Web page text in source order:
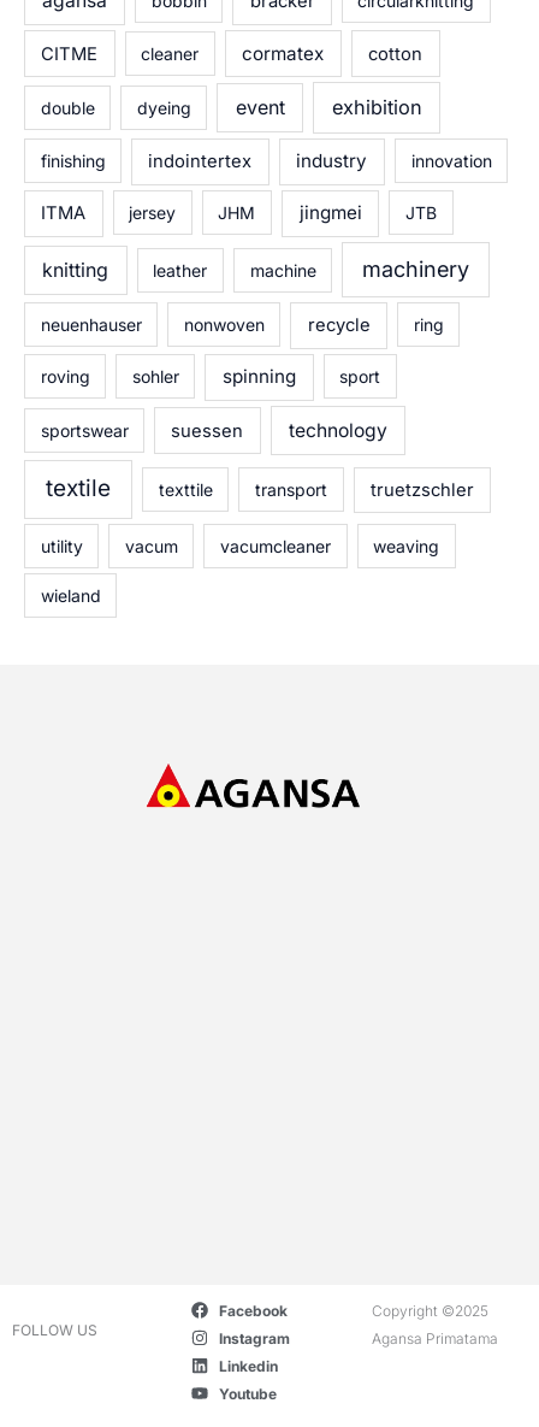
CITME cleaner cormatex cotton
double dyeing event exhibition
finishing indointertex industry innovation
ITMA jersey JHM jingmei JTB
knitting leather machine machinery
neuenhauser nonwoven recycle ring
roving sohler spinning sport
sportswear suessen technology
textile texttile transport truetzschler
utility vacum vacumcleaner weaving
wieland
FOLLOW US
Facebook
Instagram
Linkedin
Youtube
Copyright ©2025
Agansa Primatama